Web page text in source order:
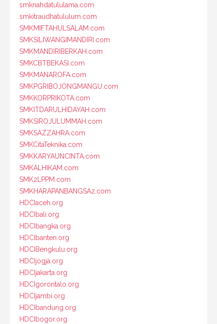
smknahdatululama.com
smkitraudhatululum.com
SMKMIFTAHULSALAM.com
SMKSILIWANGIMANDIRI.com
SMKMANDIRIBERKAH.com
SMKCBTBEKASI.com
SMKMANAROFA.com
SMKPGRIBOJONGMANGU.com
SMKKORPRIKOTA.com
SMKITDARULHIDAYAH.com
SMKSIROJULUMMAH.com
SMKSAZZAHRA.com
SMKCitaTeknika.com
SMKKARYAUNCINTA.com
SMKALHIKAM.com
SMK2LPPM.com
SMKHARAPANBANGSA2.com
HDCIaceh.org
HDCIbali.org
HDCIbangka.org
HDCIbanten.org
HDCIBengkulu.org
HDCIjogja.org
HDCIjakarta.org
HDCIgorontalo.org
HDCIjambi.org
HDCIbandung.org
HDCIbogor.org